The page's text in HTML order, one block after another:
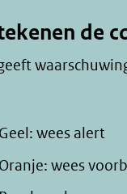
de
wees alert
wees